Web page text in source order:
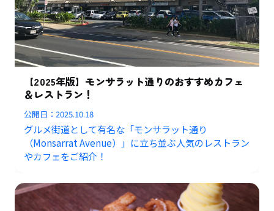
【2025年版】モンサラット通りのおすすめカフェ
＆レストラン！
公開日：2025.10.18
グルメ街道として有名な「モンサラット通り
（Monsarrat Avenue）」に立ち並ぶ人気のレストラン
やカフェをご紹介！